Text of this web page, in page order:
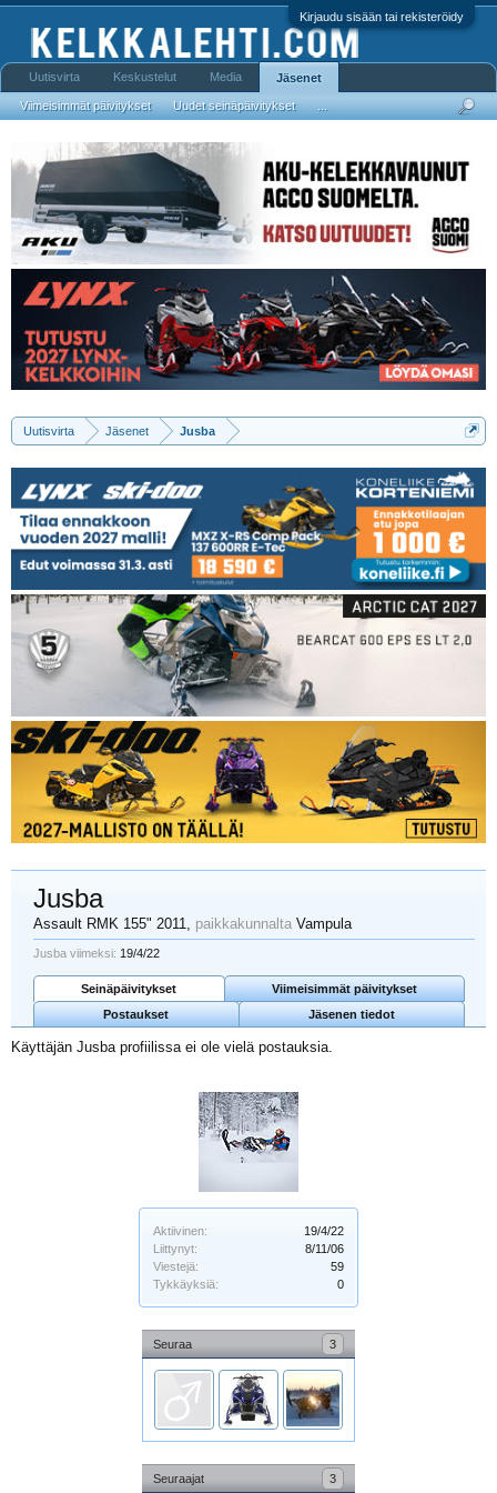
Kirjaudu sisään tai rekisteröidy
Uutisvirta Jäsenet Jusba
Aktiivinen:
19/4/22
Liittynyt:
8/11/06
Viestejä:
59
Tykkäyksiä:
0
Seuraa 3
Seuraajat 3
Jusba
Assault RMK 155" 2011 paikkakunnalta Vampula
Jusba viimeksi: 19/4/22
Seinäpäivitykset
Viimeisimmät päivitykset
Postaukset
Jäsenen tiedot
Käyttäjän Jusba profiilissa ei ole vielä postauksia.
Uutisvirta Keskustelut Media Jäsenet
Viimeisimmät päivitykset Uudet seinäpäivitykset